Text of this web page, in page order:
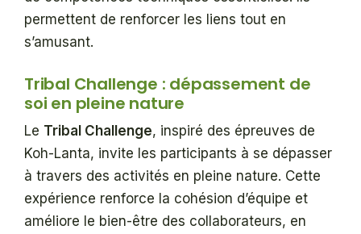
permettent de renforcer les liens tout en
s’amusant.
Tribal Challenge : dépassement de
soi en pleine nature
Le Tribal Challenge, inspiré des épreuves de
Koh-Lanta, invite les participants à se dépasser
à travers des activités en pleine nature. Cette
expérience renforce la cohésion d’équipe et
améliore le bien-être des collaborateurs, en